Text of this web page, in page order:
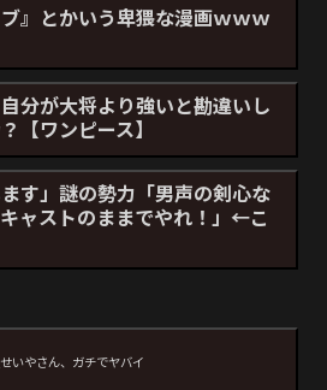
』とかいう卑猥な漫画ｗｗｗ
分が大将より強いと勘違いし
【ワンピース】
す」謎の勢力「男声の剣心な
ャストのままでやれ！」←こ
いやさん、ガチでヤバイ